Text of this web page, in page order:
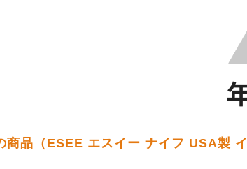
商品（ESEE エスイー ナイフ USA製